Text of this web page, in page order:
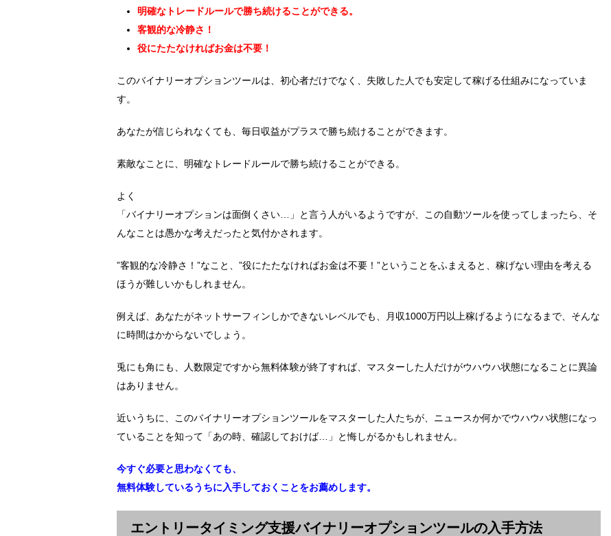
明確なトレードルールで勝ち続けることができる。
客観的な冷静さ！
役にたたなければお金は不要！
このバイナリーオプションツールは、初心者だけでなく、失敗した人でも安定して稼げる仕組みになっていま
す。
あなたが信じられなくても、毎日収益がプラスで勝ち続けることができます。
素敵なことに、明確なトレードルールで勝ち続けることができる。
よく
「バイナリーオプションは面倒くさい…」と言う人がいるようですが、この自動ツールを使ってしまったら、そ
んなことは愚かな考えだったと気付かされます。
”客観的な冷静さ！”なこと、”役にたたなければお金は不要！”ということをふまえると、稼げない理由を考える
ほうが難しいかもしれません。
例えば、あなたがネットサーフィンしかできないレベルでも、月収1000万円以上稼げるようになるまで、そんな
に時間はかからないでしょう。
兎にも角にも、人数限定ですから無料体験が終了すれば、マスターした人だけがウハウハ状態になることに異論
はありません。
近いうちに、このバイナリーオプションツールをマスターした人たちが、ニュースか何かでウハウハ状態になっ
ていることを知って「あの時、確認しておけば…」と悔しがるかもしれません。
今すぐ必要と思わなくても、
無料体験しているうちに入手しておくことをお薦めします。
エントリータイミング支援バイナリーオプションツールの入手方法